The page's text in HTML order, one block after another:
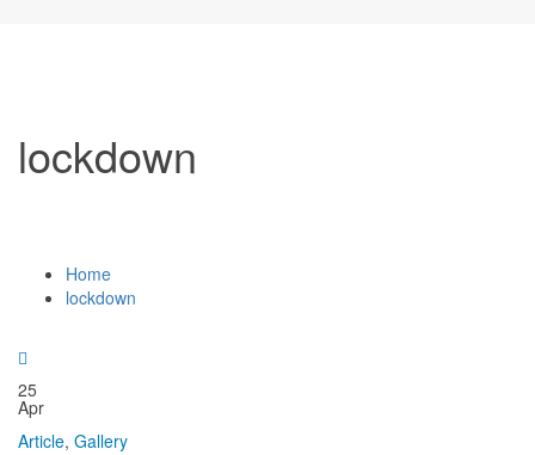
lockdown
Home
lockdown
25
Apr
Article, Gallery